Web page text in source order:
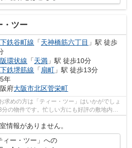
・ツー
鉄谷町線 「天神橋筋六丁目 」駅 徒歩
環状線 「天満 」駅 徒歩10分
鉄堺筋線 「扇町 」駅 徒歩13分
年
府大阪市北区菅栄町
求めの方は「ティー・ツー」はいかがでしょ
の物件です。忙しい方にも好評の敷地内ご
情報がありません。
ィー・ツー」への